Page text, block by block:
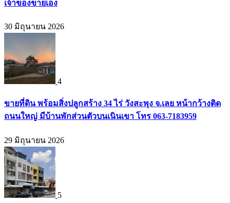
เจ้าของขายเอง
30 มิถุนายน 2026
4
ขายที่ดิน พร้อมสิ่งปลูกสร้าง 34 ไร่ วังสะพุง จ.เลย หน้ากว้างติด
ถนนใหญ่ มีบ้านพักส่วนตัวบนเนินเขา โทร 063-7183959
29 มิถุนายน 2026
5